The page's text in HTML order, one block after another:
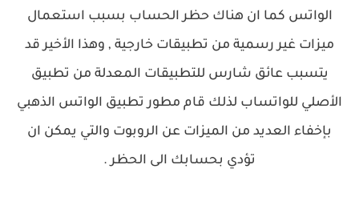
الواتس كما ان هناك حظر الحساب بسبب استعمال
ميزات غير رسمية من تطبيقات خارجية , وهذا الأخير قد
يتسبب عائق شارس للتطبيقات المعدلة من تطبيق
الأصلي للواتساب لذلك قام مطور تطبيق الواتس الذهبي
بإخفاء العديد من الميزات عن الروبوت والتي يمكن ان
تؤدي بحسابك الى الحظر .